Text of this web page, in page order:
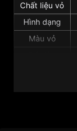
Chất liệu vỏ
Hình dạng
Màu vỏ
Những sản